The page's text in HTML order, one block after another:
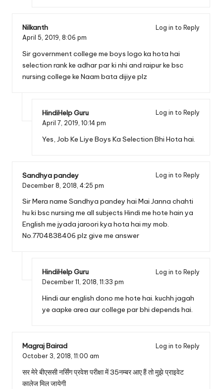
Nilkanth
Log in to Reply
April 5, 2019, 8:06 pm
Sir government college me boys logo ka hota hai
selection rank ke adhar par ki nhi and raipur ke bsc
nursing college ke Naam bata dijiye plz
HindiHelp Guru
Log in to Reply
April 7, 2019, 10:14 pm
Yes, Job Ke Liye Boys Ka Selection Bhi Hota hai.
Sandhya pandey
Log in to Reply
December 8, 2018, 4:25 pm
Sir Mera name Sandhya pandey hai Mai Janna chahti
hu ki bsc nursing me all subjects Hindi me hote hain ya
English me jyada jaroori kya hota hai my mob.
No.7704838406 plz give me answer
HindiHelp Guru
Log in to Reply
December 11, 2018, 11:33 pm
Hindi aur english dono me hote hai. kuchh jagah
ye aapke area aur college par bhi depends hai.
Magraj Bairad
Log in to Reply
October 3, 2018, 11:00 am
सर मेरे बीएससी नर्सिंग प्रवेश परीक्षा में 35नम्बर आए हैं तो मुझे प्राइवेट
कालेज मिल जायेगी